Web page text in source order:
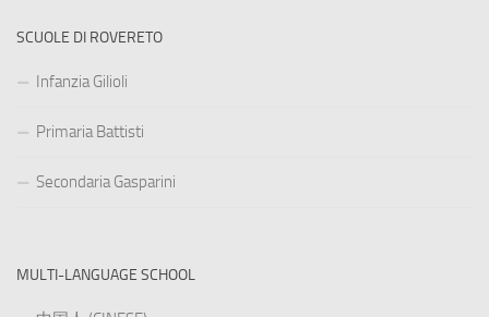
SCUOLE DI ROVERETO
Infanzia Gilioli
Primaria Battisti
Secondaria Gasparini
MULTI-LANGUAGE SCHOOL